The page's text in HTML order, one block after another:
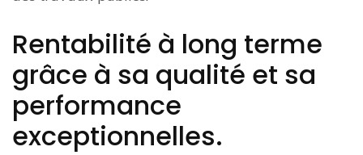
Rentabilité à long terme
grâce à sa qualité et sa
performance
exceptionnelles.